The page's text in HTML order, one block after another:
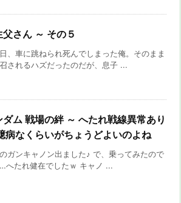
父さん ～ その５
、車に跳ねられ死んでしまった俺。そのまま
されるハズだったのだが、息子 ...
ダム 戦場の絆 ～ へたれ戦線異常あり
病なくらいがちょうどよいのよね
ガンキャノン出ました♪ で、乗ってみたので
へたれ健在でしたｗ キャノ ...